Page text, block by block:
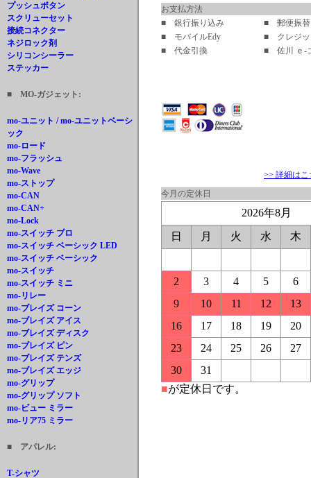
プッシュボタン
スクリューセット
接続コネクター
ネジロック剤
シリコンシーラー
ステッカー
■ MO-ガジェット:
mo-ユニット / mo-ユニットベーシ
ック
mo-ロード
mo-フラッシュ
mo-Wave
mo-ストップ
mo-CAN
mo-CAN+
mo-Lock
mo-スイッチ プロ
mo-スイッチ ベーシック LED
mo-スイッチ ベーシック
mo-スイッチ
mo-スイッチ ミニ
mo-リレー
mo-ブレイズ コーン
mo-ブレイズ アイス
mo-ブレイズ ディスク
mo-ブレイズ ピン
mo-ブレイズ テンズ
mo-ブレイズ エッジ
mo-グリップ
mo-グリップ ソフト
mo-ビュー ミラー
mo-リア75 ミラー
■ アパレル:
T-シャツ
お支払方法
■ 銀行振り込み
■ 郵便振替
■ モバイルEdy
■ クレジッ
■ 代金引換
■ 佐川 ｅ-
>> 詳細はこ
今月の定休日
2026年8月
日
月 火 水 木
2 3 4 5
6
9
10 11 12
13
16
17 18 19
20
23
24 25 26
27
30
31
■が定休日です。